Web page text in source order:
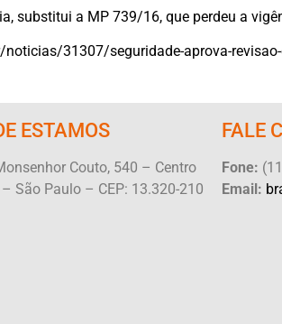
substitui a MP 739/16, que perdeu a
31307/seguridade-aprova-
ESTAMOS
Couto, 540 – Centro
São Paulo – CEP: 13.320-210
FALE
Fone:
Email: